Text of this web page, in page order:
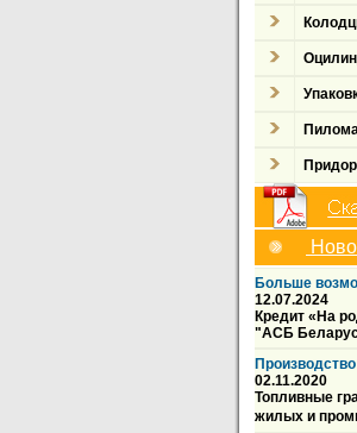
Больше
12.07.2024
Кредит «На
"АСБ
02.11.2020
Топливные
жилых и